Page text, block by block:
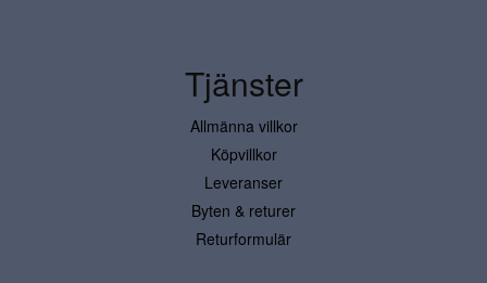
Tjänster
Allmänna villkor
Köpvillkor
Leveranser
Byten & returer
Returformulär